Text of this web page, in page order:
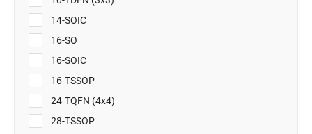
14-SOIC
16-SO
16-SOIC
16-TSSOP
24-TQFN (4x4)
28-TSSOP